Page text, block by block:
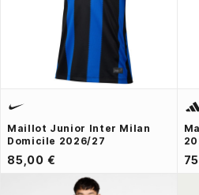
Maillot Junior Inter Milan
Domicile 2026/27
85,00 €